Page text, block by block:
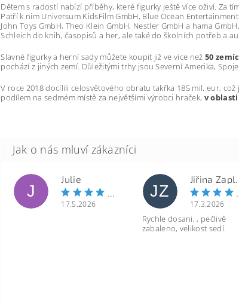
Dětem s radostí nabízí příběhy, které figurky ještě více oživí. Za
Patří k nim Universum KidsFilm GmbH, Blue Ocean
John Toys GmbH, Theo Klein GmbH, Nestler GmbH a hama
Schleich do knih, časopisů a her, ale také do školních potřeb a
Slavné figurky a herní sady můžete koupit již ve více než 50
pochází z jiných zemí. Důležitými trhy jsou Severní Amerika,
V roce 2018 docílili celosvětového obratu takřka 185 mil. eur,
podílem na sedmém místě za největšími výrobci hraček, v
J
Julie
17.5.2026
JZ
17.3.2026
Rychle dosani, , pečlivě
zabaleno, velikost sedí.